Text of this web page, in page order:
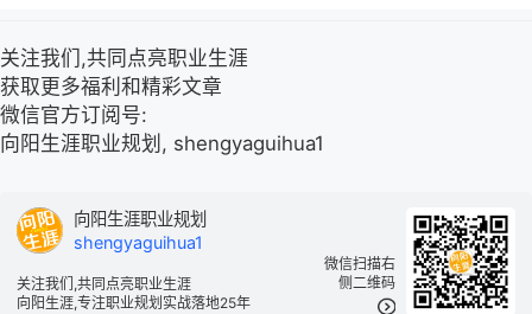
关注我们,共同点亮职业生涯
获取更多福利和精彩文章
微信官方订阅号:
向阳生涯职业规划, shengyaguihua1
微信扫描右
侧二维码
向阳生涯职业规划
shengyaguihua1
关注我们,共同点亮职业生涯
向阳生涯,专注职业规划实战落地25年